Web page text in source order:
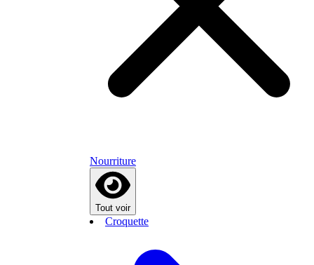
Nourriture
Tout voir
Croquette